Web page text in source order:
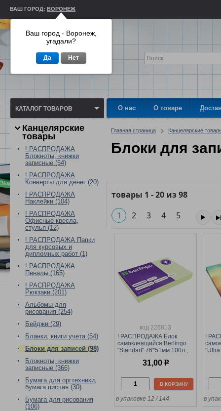
ВАШ ГОРОД: ВОРОНЕЖ
КАТАЛОГ ТОВАРОВ О нас О товаре
Канцелярские
товары
! РАСПРОДАЖА
Блокноты, книжки
записные (54)
! РАСПРОДАЖА
Конверты для денег (20)
! РАСПРОДАЖА
Наклейки (104)
! РАСПРОДАЖА
Офисные кресла,
стулья (12)
! РАСПРОДАЖА Папки
для курсовых и
дипломных работ (1)
! РАСПРОДАЖА
Пеналы (165)
! РАСПРОДАЖА
Рюкзаки (201)
Альбомы для
рисования (254)
Бейджи (29)
Бланки, книги учета (54)
Блоки для записей (98)
Блокноты, книжки
записные (366)
Бумага для оргтехники,
бумага писчая (30)
Бумага для рисования
(106)
Главная страница Канцелярские
Блоки для
товары 1 -20 из98
1
2 3 4 5
код 226813
! РАСПРОДАЖА Блок
самоклеящийся Berlingo
"Standart" 76*51мм 100л.,
31,00 р
В КОРЗИНУ
в упаковке 12 / 144
!
"Ultra
в
Ваш город - Воронеж,
угадали?
Да Нет